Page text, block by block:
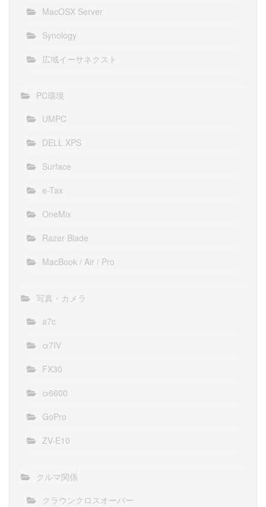
MacOSX Server
Synology
広域イーサネクスト
PC環境
UMPC
DELL XPS
Surface
e-Tax
OneMix
Razer Blade
MacBook / Air / Pro
写真・カメラ
a7c
α7IV
FX30
α6600
GoPro
ZV-E10
クルマ関係
クラウンクロスオーバー